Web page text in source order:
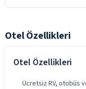
Otel Özellikleri
Otel Özellikleri
Ücretsiz RV, otobüs